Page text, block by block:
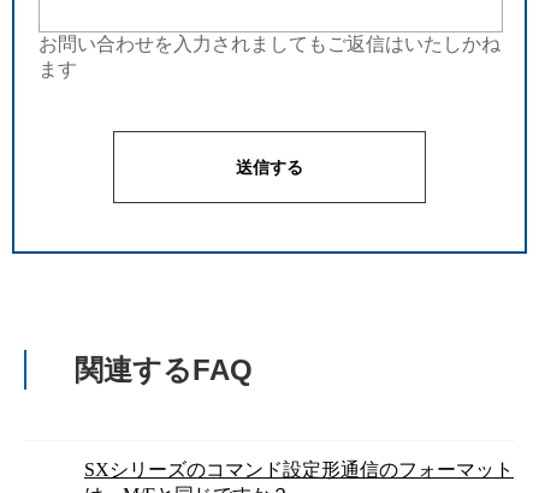
お問い合わせを入力されましてもご返信はいたしかね
ます
関連するFAQ
SXシリーズのコマンド設定形通信のフォーマット